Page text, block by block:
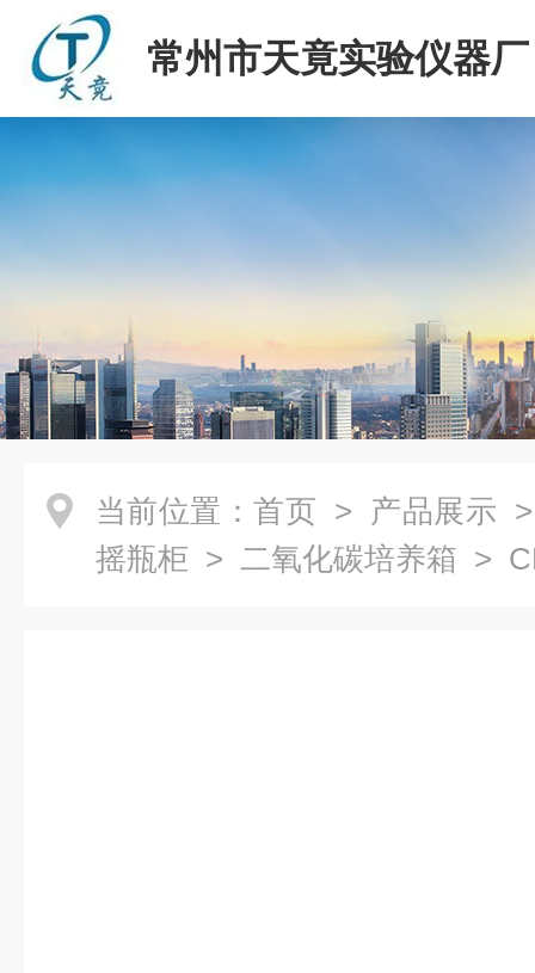
常州市天竟实验仪器厂
当前位置： 首页 > 产品展示
摇瓶柜 > 二氧化碳培养箱 >